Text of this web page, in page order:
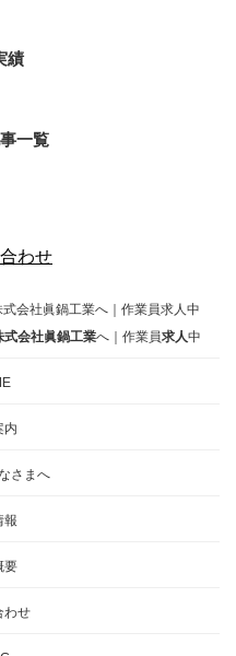
績
一覧
式会社眞鍋工業へ｜作業員求人中
内
さまへ
報
要
わせ